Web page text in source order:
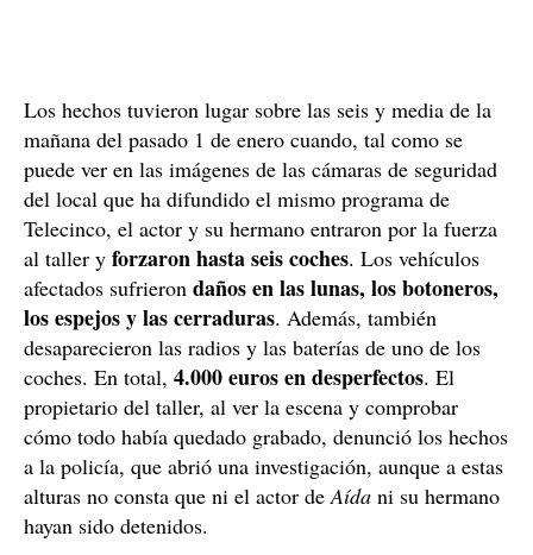
Los hechos tuvieron lugar sobre las seis y media de la
mañana del pasado 1 de enero cuando, tal como se
puede ver en las imágenes de las cámaras de seguridad
del local que ha difundido el mismo programa de
Telecinco, el actor y su hermano entraron por la fuerza
al taller y forzaron hasta seis coches. Los vehículos
afectados sufrieron daños en las lunas, los botoneros,
los espejos y las cerraduras. Además, también
desaparecieron las radios y las baterías de uno de los
coches. En total, 4.000 euros en desperfectos. El
propietario del taller, al ver la escena y comprobar
cómo todo había quedado grabado, denunció los hechos
a la policía, que abrió una investigación, aunque a estas
alturas no consta que ni el actor deAída ni su hermano
hayan sido detenidos.